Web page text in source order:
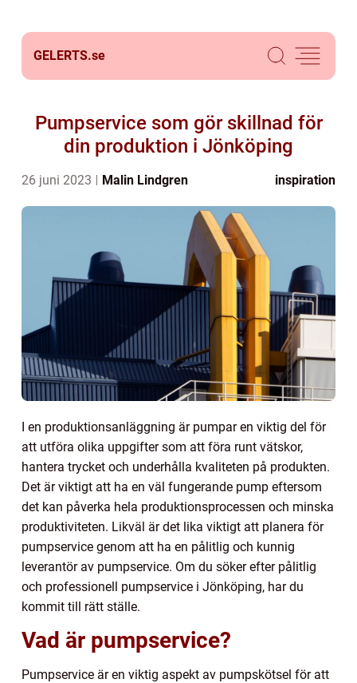
GELERTS.se
Pumpservice som gör skillnad för
din produktion i Jönköping
26 juni 2023 Malin Lindgren inspiration
I en produktionsanläggning är pumpar en viktig del för
att utföra olika uppgifter som att föra runt vätskor,
hantera trycket och underhålla kvaliteten på produkten.
Det är viktigt att ha en väl fungerande pump eftersom
det kan påverka hela produktionsprocessen och minska
produktiviteten. Likväl är det lika viktigt att planera för
pumpservice genom att ha en pålitlig och kunnig
leverantör av pumpservice. Om du söker efter pålitlig
och professionell pumpservice i Jönköping, har du
kommit till rätt ställe.
Vad är pumpservice?
Pumpservice är en viktig aspekt av pumpskötsel för att